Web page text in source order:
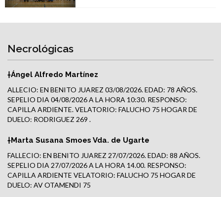
Necrológicas
†Ángel Alfredo Martínez
ALLECIO: EN BENITO JUAREZ 03/08/2026. EDAD: 78 AÑOS.
SEPELIO DIA 04/08/2026 A LA HORA 10:30. RESPONSO:
CAPILLA ARDIENTE. VELATORIO: FALUCHO 75 HOGAR DE
DUELO: RODRIGUEZ 269 .
†Marta Susana Smoes Vda. de Ugarte
FALLECIO: EN BENITO JUAREZ 27/07/2026. EDAD: 88 AÑOS.
SEPELIO DIA 27/07/2026 A LA HORA 14.00. RESPONSO:
CAPILLA ARDIENTE VELATORIO: FALUCHO 75 HOGAR DE
DUELO: AV OTAMENDI 75